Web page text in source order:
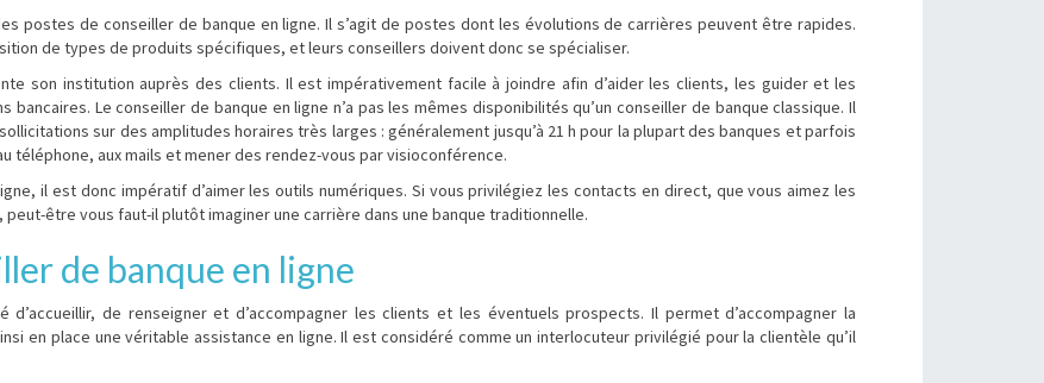
postes de conseiller de banque en ligne. Il s’agit de postes dont les évolutions de carrières peuvent être rapides.
de types de produits spécifiques, et leurs conseillers doivent donc se spécialiser.
son institution auprès des clients. Il est impérativement facile à joindre afin d’aider les clients, les guider et les
Le conseiller de banque en ligne n’a pas les mêmes disponibilités qu’un conseiller de banque classique. Il
sur des amplitudes horaires très larges : généralement jusqu’à 21 h pour la plupart des banques et parfois
téléphone, aux mails et mener des rendez-vous par visioconférence.
il est donc impératif d’aimer les outils numériques. Si vous privilégiez les contacts en direct, que vous aimez les
être vous faut-il plutôt imaginer une carrière dans une banque traditionnelle.
de banque en ligne
de renseigner et d’accompagner les clients et les éventuels prospects. Il permet d’accompagner la
en place une véritable assistance en ligne. Il est considéré comme un interlocuteur privilégié pour la clientèle qu’il